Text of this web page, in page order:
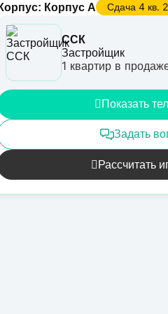
Корпус: Корпус А Сдача 4 кв.
ССК
Застройщик
1 квартир в
Показать
Задать
Рассчитать